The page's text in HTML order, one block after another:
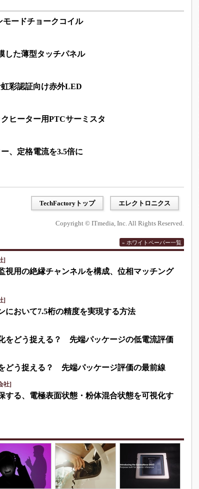
モードチョークコイル
した薄型タッチパネル
彩認証向け赤外LED
ヒーター用PTCサーミスタ
、定格電流を3.5倍に
TechFactoryトップ エレクトロニクス
Copyright © ITmedia, Inc. All Rights Reserved.
» ホワイトペーパー一覧
]
視用の絶縁チャンネルを構成、位相マッチング
]
において7.5桁の精度を実現する方法
をどう捉える？ 先端パッケージの低電流評価
どう捉える？ 先端パッケージ評価の最前線
社]
する、電極表面状態・粉体混合状態を可視化す